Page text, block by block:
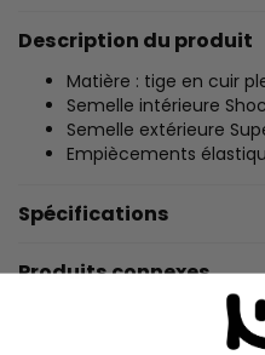
Description du produit
Matière : tige en cuir
Semelle intérieure
Semelle extérieure
Empiècements
Spécifications
Produits connexes